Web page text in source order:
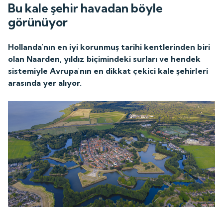
Bu kale şehir havadan böyle
görünüyor
Hollanda'nın en iyi korunmuş tarihi kentlerinden biri
olan Naarden, yıldız biçimindeki surları ve hendek
sistemiyle Avrupa'nın en dikkat çekici kale şehirleri
arasında yer alıyor.